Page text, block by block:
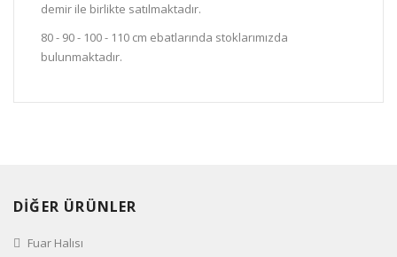
demir ile birlikte satılmaktadır.
80 - 90 - 100 - 110 cm ebatlarında stoklarımızda
bulunmaktadır.
DİĞER ÜRÜNLER
Fuar Halısı